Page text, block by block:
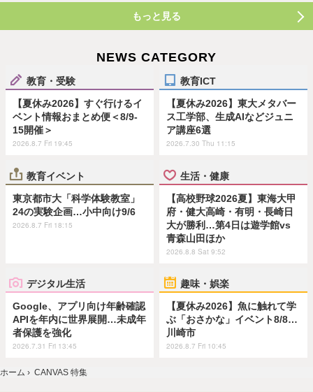
もっと見る
NEWS CATEGORY
教育・受験
【夏休み2026】すぐ行けるイ
ベント情報おまとめ便＜8/9-
15開催＞
2026.8.7 Fri 19:45
教育ICT
【夏休み2026】東大メタバー
ス工学部、生成AIなどジュニ
ア講座6選
2026.7.30 Thu 11:15
教育イベント
東京都市大「科学体験教室」
24の実験企画…小中向け9/6
2026.8.7 Fri 18:15
生活・健康
【高校野球2026夏】東海大甲
府・健大高崎・有明・長崎日
大が勝利…第4日は遊学館vs
青森山田ほか
2026.8.8 Sat 9:52
デジタル生活
Google、アプリ向け年齢確認
APIを年内に世界展開…未成年
者保護を強化
2026.7.31 Fri 13:45
趣味・娯楽
【夏休み2026】魚に触れて学
ぶ「おさかな」イベント8/8…
川崎市
2026.8.7 Fri 10:45
ホーム › CANVAS 特集